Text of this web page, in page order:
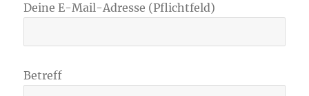
Deine E-Mail-Adresse (Pflichtfeld)
Betreff